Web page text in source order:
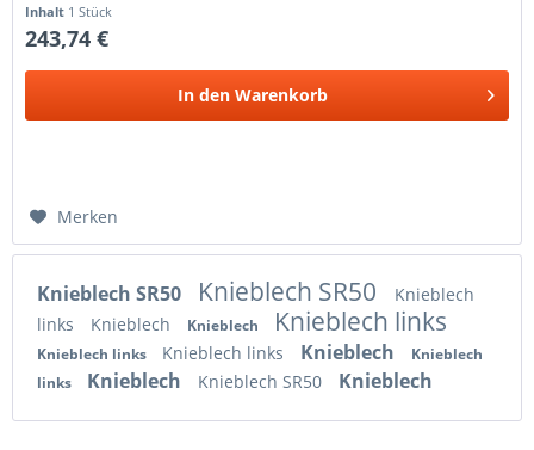
Inhalt 1 Stück
243,74 €
In den Warenkorb
Merken
Knieblech SR50 Knieblech SR50
Knieblech
links
Knieblech Knieblech Knieblech links
Knieblech links Knieblech links Knieblech
Knieblech
links
Knieblech Knieblech SR50 Knieblech